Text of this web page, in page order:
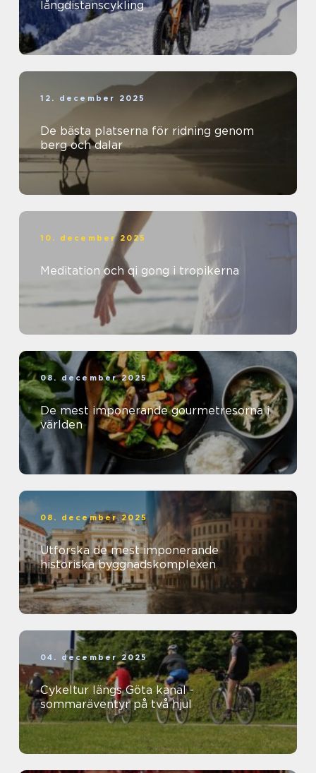
långdistanscykling
12. december 2025
De bästa platserna för ridning genom
berg och dalar
10. december 2025
Meditation och qi gong i tropikerna
08. december 2025
De mest imponerande gourmetresorna i
världen
08. december 2025
Utforska de mest imponerande
historiska byggnadskomplexen
04. december 2025
Cykeltur längs Göta kanal -
sommaräventyr på två hjul